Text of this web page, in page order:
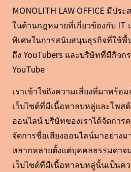
MONOLITH LAW OFFICE มีปร
ในด้านกฎหมายที่เกี่ยวข้องกับ
พิเศษในการสนับสนุนธุรกิจที่ใช้พื้
ถึง YouTubers และบริษัทที่มีกิจก
YouTube
เราเข้าใจถึงความเสี่ยงที่มาพร้อ
เว็บไซต์ที่มีเนื้อหาลบหลู่และโพส
ออนไลน์ บริษัทของเราได้จัดการ
จัดการชื่อเสียงออนไลน์มาอย่าง
หลากหลายตั้งแต่บุคคลธรรมดา
เว็บไซต์ที่มีเนื้อหาลบหลู่นั้นเป็นค